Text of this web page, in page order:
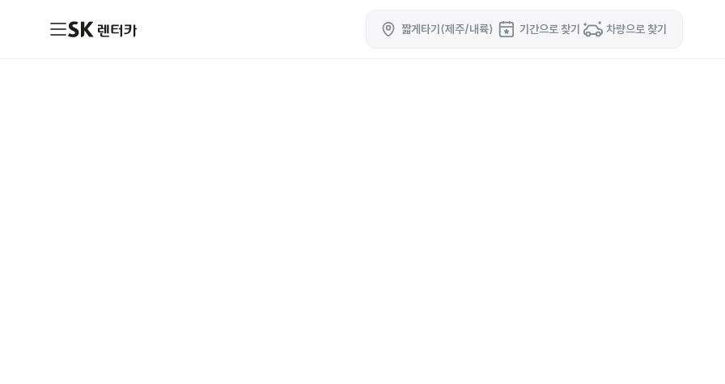
짧게타기(제주/내륙) 기간으로 찾기 차량으로 찾기